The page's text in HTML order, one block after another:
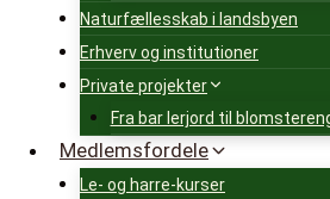
Naturfællesskab i landsbyen
Erhverv og institutioner
Private projekter
Fra bar lerjord til
Medlemsfordele
Le- og harre-kurser